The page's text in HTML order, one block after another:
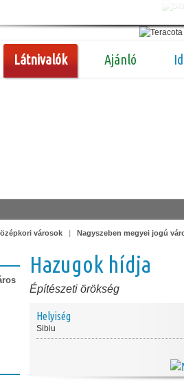
Látnivalók Ajánló
városok | Nagyszeben megyei jogú
Hazugok hídja
Építészeti örökség
Helyiség
Sibiu